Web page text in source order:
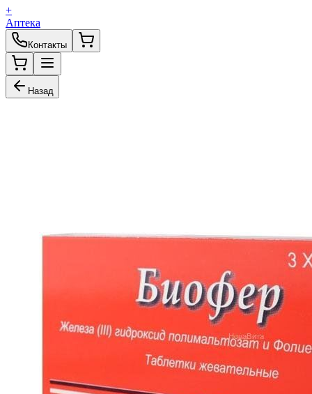
+
Аптека
Контакты
Назад